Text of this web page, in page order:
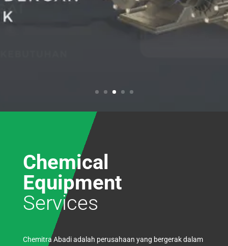
Chemical
Equipment
Services
Chemitra Abadi adalah perusahaan yang bergerak dalam